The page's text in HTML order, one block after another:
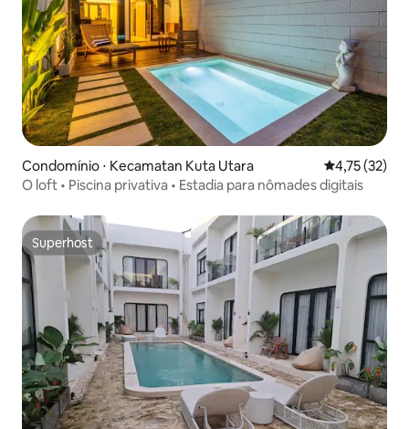
Condomínio ⋅ Kecamatan Kuta Utara 4,75 de uma
4,75 (32)
O loft • Piscina privativa • Estadia para nômades digitais
Superhost
Superhost